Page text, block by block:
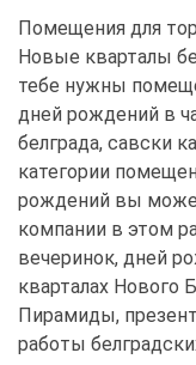
Помещения для
Новые кварталы
тебе нужны
дней рождений в
белграда, савски
категории
рождений вы
компании в этом
вечеринок, дней
кварталах Нового
Пирамиды,
работы